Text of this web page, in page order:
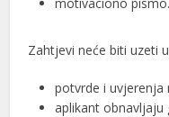
Zahtjevi neće biti uzeti
potvrde i uvjerenja
aplikant obnavljaju